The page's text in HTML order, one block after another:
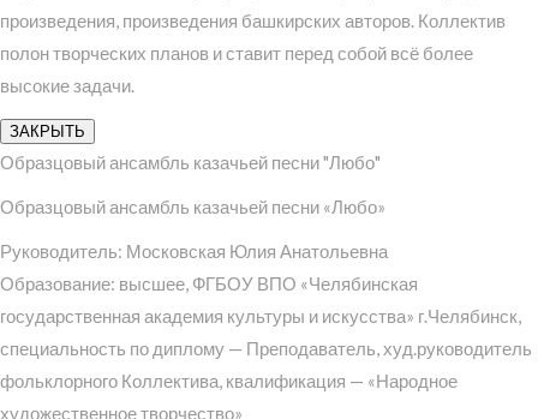
произведения, произведения башкирских авторов. Коллектив
полон творческих планов и ставит перед собой всё более
высокие задачи.
ЗАКРЫТЬ
Образцовый ансамбль казачьей песни "Любо"
Образцовый ансамбль казачьей песни «Любо»
Руководитель: Московская Юлия Анатольевна
Образование: высшее, ФГБОУ ВПО «Челябинская
государственная академия культуры и искусства» г.Челябинск,
специальность по диплому — Преподаватель, худ.руководитель
фольклорного Коллектива, квалификация — «Народное
художественное творчество»